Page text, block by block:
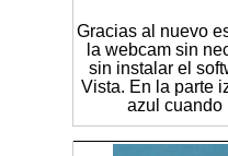
Gracias al nuevo
la webcam sin
sin instalar el
Vista. En la parte
azul cuando